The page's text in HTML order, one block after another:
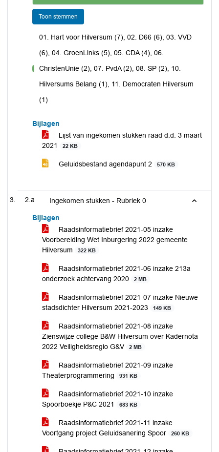
Toon stemmen
01. Hart voor Hilversum (7), 02. D66 (6), 03. VVD
(6), 04. GroenLinks (5), 05. CDA (4), 06.
ChristenUnie (2), 07. PvdA (2), 08. SP (2), 10.
Hilversums Belang (1), 11. Democraten Hilversum
(1)
Bijlagen
Lijst van ingekomen stukken raad d.d. 3 maart
2021
22 KB
Geluidsbestand agendapunt 2 570 KB
2.a Ingekomen stukken - Rubriek 0
Bijlagen
Raadsinformatiebrief 2021-05 inzake
Voorbereiding Wet Inburgering 2022 gemeente
Hilversum
322 KB
Raadsinformatiebrief 2021-06 inzake 213a
onderzoek achtervang 2020
2 MB
Raadsinformatiebrief 2021-07 inzake Nieuwe
stadsdichter Hilversum 2021-2023
149 KB
Raadsinformatiebrief 2021-08 inzake
Zienswijze college B&W Hilversum over Kadernota
2022 Veiligheidsregio G&V
2 MB
Raadsinformatiebrief 2021-09 inzake
Theaterprogrammering
931 KB
Raadsinformatiebrief 2021-10 inzake
Spoorboekje P&C 2021
683 KB
Raadsinformatiebrief 2021-11 inzake
Voortgang project Geluidsanering Spoor
260 KB